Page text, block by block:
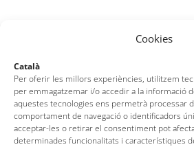
Cookies
Català
Per oferir les millors experiències, utilitzem
per emmagatzemar i/o accedir a la informació
aquestes tecnologies ens permetrà processar
comportament de navegació o identificadors
acceptar-les o retirar el consentiment pot
determinades funcionalitats i característiques
Hotel Boutique Mamma Mia!
GHT Tossa Park
GHT Neptuno